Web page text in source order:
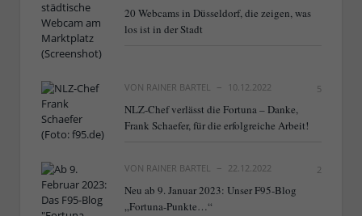
20 Webcams in Düsseldorf, die zeigen, was
los ist in der Stadt
VON RAINER BARTEL 10.12.2022 5
NLZ-Chef verlässt die Fortuna – Danke,
Frank Schaefer, für die erfolgreiche Arbeit!
VON RAINER BARTEL 22.12.2022 2
Neu ab 9. Januar 2023: Unser F95-Blog
„Fortuna-Punkte…“